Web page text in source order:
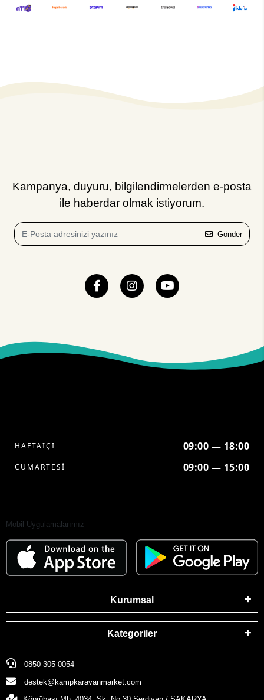
Kampanya, duyuru, bilgilendirmelerden e-posta
ile haberdar olmak istiyorum.
Gönder
HAFTAİÇİ 09:00 — 18:00
CUMARTESİ 09:00 — 15:00
Mobil Uygulamalarımız
Kurumsal
Kategoriler
0850 305 0054
destek@kampkaravanmarket.com